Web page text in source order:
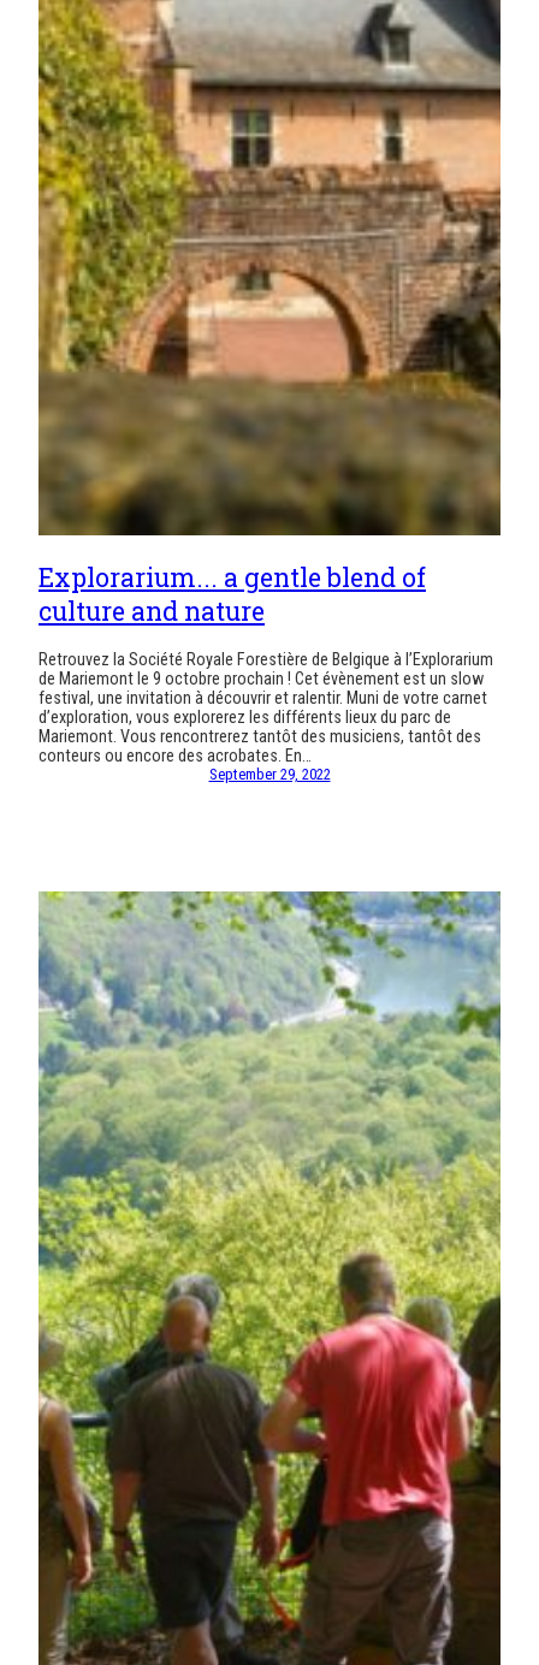
Explorarium... a gentle blend of
culture and nature
Retrouvez la Société Royale Forestière de Belgique à l’Explorarium
de Mariemont le 9 octobre prochain ! Cet évènement est un slow
festival, une invitation à découvrir et ralentir. Muni de votre carnet
d’exploration, vous explorerez les différents lieux du parc de
Mariemont. Vous rencontrerez tantôt des musiciens, tantôt des
conteurs ou encore des acrobates. En…
September 29, 2022